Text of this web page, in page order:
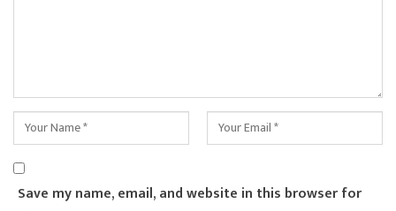
Save my name, email, and website in this browser for